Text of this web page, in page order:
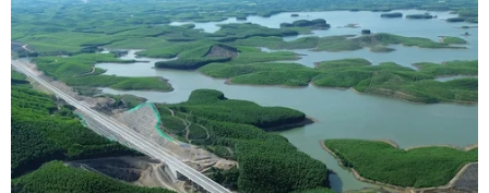
sách
08/08/2026 10:28
Chuyên gia Australia: Quan hệ Việt
Nam-Australia có độ tin cậy chính trị
cao